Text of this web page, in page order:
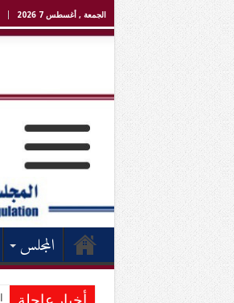
الجمعة , أغسطس 7 2026
المجلس